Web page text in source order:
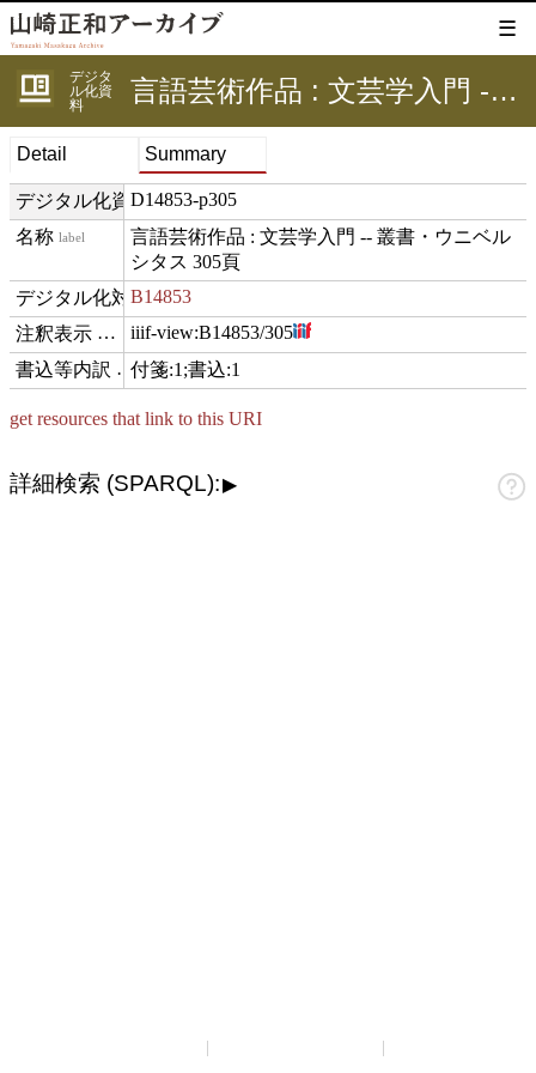
☰
デジタ
ル化資
料
言語芸術作品 : 文芸学入門 -- 叢書・ウニベルシタス 305頁
Detail Summary
デジタル化資料IDD14853-p305
label
言語芸術作品 : 文芸学入門 -- 叢書・ウニベル
シタス 305頁
digitizedFor
B14853
hasViewiiif-view:B14853/305
comment
付箋:1;書込:1
get resources that link to this URI
詳細検索 (SPARQL):▶